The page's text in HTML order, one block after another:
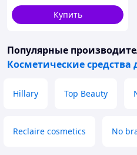
лимфодренажное и
подтягивающее, 1000 г
Купить
Популярные
Косметические средства
Hillary Top Beauty
Reclaire cosmetics No